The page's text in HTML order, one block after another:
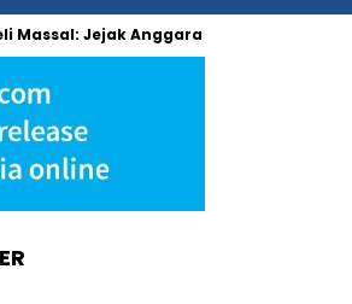
Jejak Anggaran Jumbo dan